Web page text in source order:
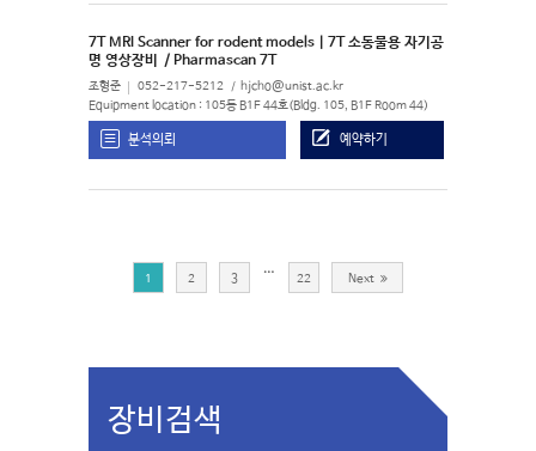
7T MRI Scanner for rodent models | 7T 소동물용 자기공
명 영상장비
/ Pharmascan 7T
조형준 052-217-5212 hjcho@unist.ac.kr
Equipment location : 105동 B1F 44호(Bldg. 105, B1F Room 44)
분석의뢰 예약하기
1 2 3 … 22 Next
장비검색